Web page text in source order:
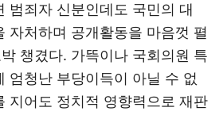
범죄자 신분인데도 국민의 대
자처하며 공개활동을 마음껏 펼
챙겼다. 가뜩이나 국회의원 특
엄청난 부당이득이 아닐 수 없
지어도 정치적 영향력으로 재판